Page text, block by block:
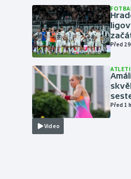
Před
Video
Před 1